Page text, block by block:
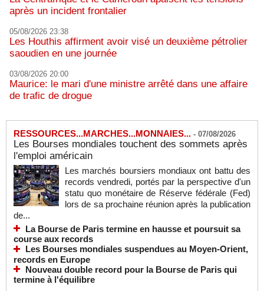
après un incident frontalier
05/08/2026 23:38
Les Houthis affirment avoir visé un deuxième pétrolier
saoudien en une journée
03/08/2026 20:00
Maurice: le mari d'une ministre arrêté dans une affaire
de trafic de drogue
RESSOURCES...MARCHES...MONNAIES... - 07/08/2026
Les Bourses mondiales touchent des sommets après
l'emploi américain
Les marchés boursiers mondiaux ont battu des
records vendredi, portés par la perspective d'un
statu quo monétaire de Réserve fédérale (Fed)
lors de sa prochaine réunion après la publication
de...
La Bourse de Paris termine en hausse et poursuit sa
course aux records
Les Bourses mondiales suspendues au Moyen-Orient,
records en Europe
Nouveau double record pour la Bourse de Paris qui
termine à l'équilibre